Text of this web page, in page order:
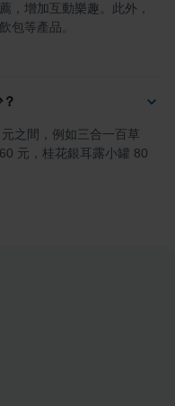
，增加互動樂趣。此外，
包等產品。
之間，例如三合一百草
元，桂花銀耳露小罐 80